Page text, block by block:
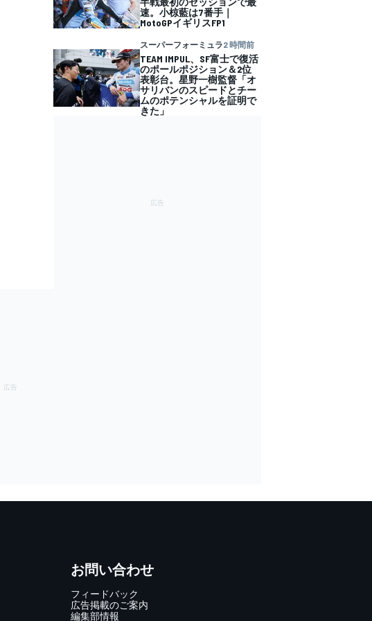
速。小椋藍は7番手｜
MotoGPイギリスFP1
スーパーフォーミュラ2 時間前
TEAM IMPUL、SF富士で復活
のポールポジション＆2位
表彰台。星野一樹監督「オ
サリバンのスピードとチー
ムのポテンシャルを証明で
きた」
お問い合わせ
フィードバック
広告掲載のご案内
編集部情報